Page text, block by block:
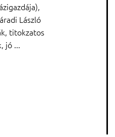
László
titokzatos
jó ...